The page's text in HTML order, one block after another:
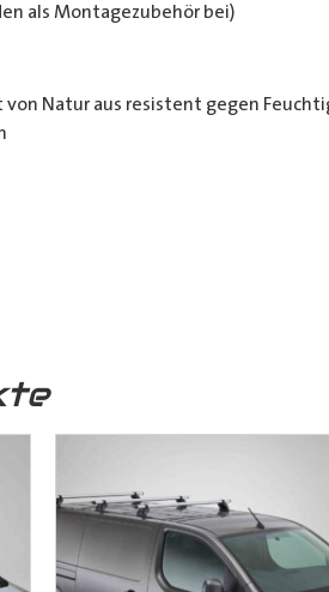
als Montagezubehör bei)
Natur aus resistent gegen
Holz stammt aus
ist so
miteinander imLaderaum